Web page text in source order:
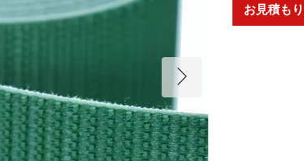
お見積も